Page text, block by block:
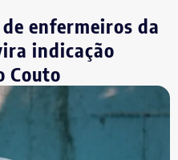
da faculdade nos
voltar ao seu país natal,
da ex-presidente
se em Direito na
Em seguida, quando já
se para o Instituto
enfermeiros da
indicação
Couto